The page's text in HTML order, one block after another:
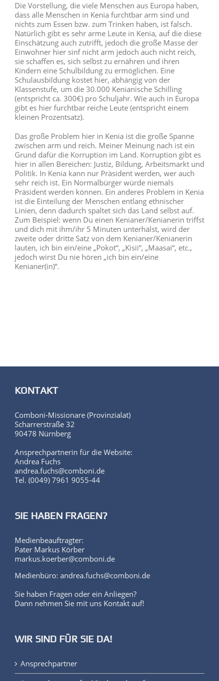
Die Vorstellung, die viele Menschen aus Europa haben,
dass alle Menschen in Kenia furchtbar arm sind und
nichts zum Essen bzw. zum Trinken haben, ist falsch.
Natürlich gibt es sehr arme Leute in Kenia, auf die diese
Einschätzung auch zutrifft, jedoch die große Masse der
Einwohner hier sinf nicht arm jedoch auch nicht reich,
sie schaffen es, sich selbst zu ernähren und ihren
Kindern eine Schulbildung zu ermöglichen. Eine
Schulausbildung kostet hier, abhängig von der
Klassenstufe, um die 30.000 Kenianische Schilling
(entspricht ca. 300€) pro Schuljahr. Wie auch in Europa
gibt es hier furchtbar reiche Leute (entspricht einem
kleinen Prozentsatz).
Das große Problem hier in Kenia ist die große Spanne
zwischen arm und reich. Meiner Meinung nach ist ein
Grund dafür die Korruption im Land. Korruption gibt es
hier in allen Bereichen: Justiz, Bildung, Arbeitsmarkt und
Politik. In Kenia kann nur Präsident werden, wer auch
sehr reich ist. Ein Normalbürger würde niemals
Präsident werden können. Ein anderes Problem in Kenia
ist die Einteilung der Menschen entlang ethnischer
Linien, denn dadurch spaltet sich das Land selbst auf.
Zum Beispiel: wenn Du einen Kenianer/Kenianerin triffst
und dich mit ihm/ihr 5 Minuten unterhälst, wird der
zweite oder dritte Satz von dem Kenianer/Kenianerin
lauten, ich bin ein/eine „Pokot“, „Kisii“, „Maasai“, etc.,
jedoch wirst Du nie hören „ich bin ein/eine
Kenianer(in)“.
KONTAKT
Comboni-Missionare (Provinzialat)
Scharrerstraße 32
90478 Nürnberg
Ansprechpartnerin für die Website:
Andrea Fuchs
andrea.fuchs@comboni.de
Tel. (0049) 7961 9055-44
SIE HABEN FRAGEN?
Medienbeauftragter:
Pater Markus Körber
markus.koerber@comboni.de
Medienbüro: andrea.fuchs@comboni.de
Sie haben Fragen oder ein Anliegen?
Dann nehmen Sie mit uns Kontakt auf!
WIR SIND FÜR SIE DA!
Ansprechpartner